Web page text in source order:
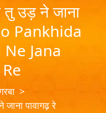
तु उड़ ने जाना
o Pankhida
Jana
>
पावागढ़ रे